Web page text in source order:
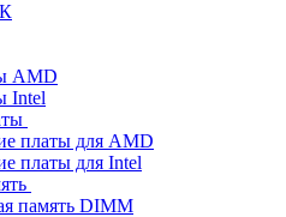
AMD
Intel
платы для AMD
платы для Intel
память DIMM